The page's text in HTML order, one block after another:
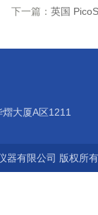
下一篇： 英国
大厦A区1211
器有限公司 版权所